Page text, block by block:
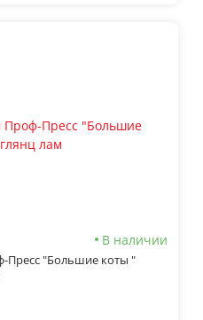
В наличии
Пресс "Большие коты "